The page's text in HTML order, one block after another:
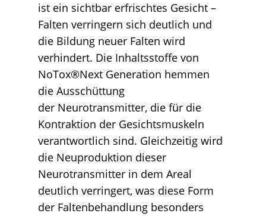
ist ein sichtbar erfrischtes Gesicht –
Falten verringern sich deutlich und
die Bildung neuer Falten wird
verhindert. Die Inhaltsstoffe von
NoTox®Next Generation hemmen
die Ausschüttung
der Neurotransmitter, die für die
Kontraktion der Gesichtsmuskeln
verantwortlich sind. Gleichzeitig wird
die Neuproduktion dieser
Neurotransmitter in dem Areal
deutlich verringert, was diese Form
der Faltenbehandlung besonders